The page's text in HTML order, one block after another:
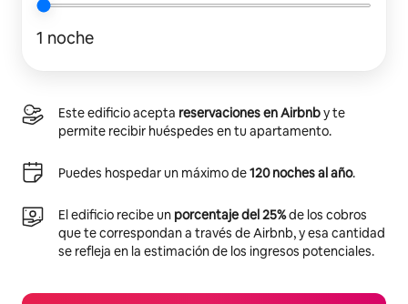
1 noche
Este edificio acepta reservaciones en Airbnby te
permite recibir huéspedes en tu apartamento.
Puedes hospedar un máximo de120 noches al año.
El edificio recibe un porcentaje del 25%de los cobros
que te correspondan a través de Airbnb, y esa cantidad
se refleja en la estimación de los ingresos potenciales.